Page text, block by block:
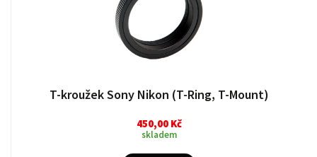
T-kroužek Sony Nikon (T-Ring, T-Mount)
450,00 Kč
skladem